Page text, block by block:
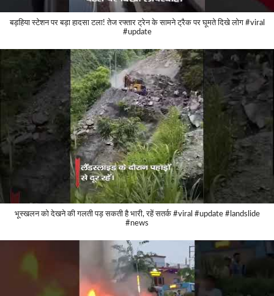
बड़हिया स्टेशन पर बड़ा हादसा टला! तेज रफ्तार ट्रेन के सामने ट्रैक पर घूमते दिखे लोग #viral
#update
भूस्खलन को देखने की गलती पड़ सकती है भारी, रहें सतर्क #viral #update #landslide
#news